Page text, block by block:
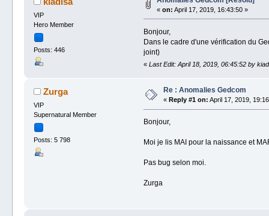
VIP
Hero Member
Posts: 446
« on: April 17, 2019, 16:43:50 »
Bonjour,
Dans le cadre d'une vérification du
joint)
«Last Edit: April 18, 2019, 06:45:52 by
Zurga
VIP
Supernatural Member
Posts: 5 798
Re : Anomalies Gedcom
« Reply #1 on: April 17, 2019,
Bonjour,
Moi je lis MAI pour la naissance et
Pas bug selon moi.
Zurga